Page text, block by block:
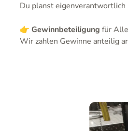
Du planst
👉 Gewinnbeteiligung für
Wir zahlen Gewinne anteilig